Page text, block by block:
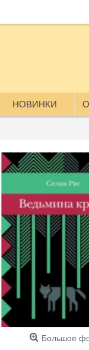
НОВИНКИ
Большое